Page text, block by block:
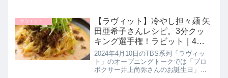
うりの甘酢炒め】作り方を教えてくれ
たので詳しく紹介します。>>相...
ラヴィット！
【ラヴィット】冷やし担々麺 矢
田亜希子さんレシピ。3分クッ
キング選手権！ラビット｜4月
10日
2024年4月10日のTBS系列「ラヴィッ
ト」のオープニングトークでは「プロ
ボクサー井上尚弥さんのお誕生日」に